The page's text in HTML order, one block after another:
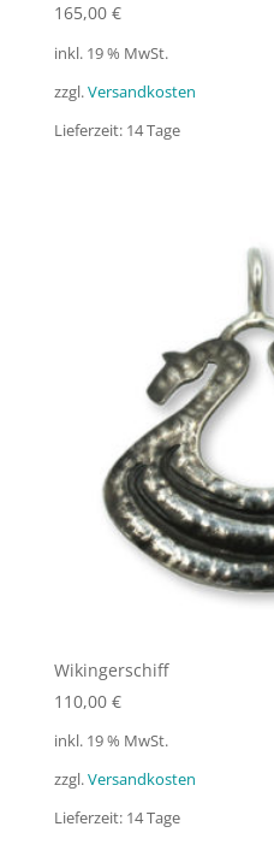
165,00 €
inkl. 19 % MwSt.
zzgl.Versandkosten
Lieferzeit: 14 Tage
Wikingerschiff
110,00 €
inkl. 19 % MwSt.
zzgl.Versandkosten
Lieferzeit: 14 Tage